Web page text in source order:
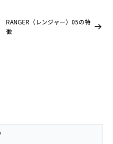
RANGER（レンジャー）05の特
徴